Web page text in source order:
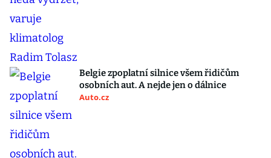
Belgie zpoplatní silnice všem řidičům
osobních aut. A nejde jen o dálnice
Auto.cz